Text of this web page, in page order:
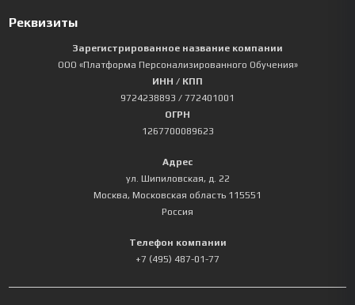
Реквизиты
Зарегистрированное название компании
ООО «Платформа Персонализированного Обучения»
ИНН / КПП
9724238893 / 772401001
ОГРН
1267700089623
Адрес
ул. Шипиловская, д. 22
Москва, Московская область 115551
Россия
Телефон компании
+7 (495) 487-01-77